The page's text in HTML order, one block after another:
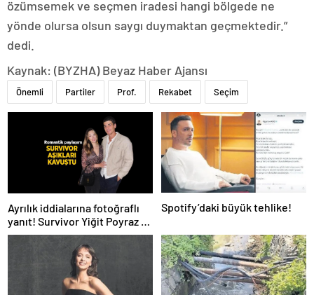
özümsemek ve seçmen iradesi hangi bölgede ne
yönde olursa olsun saygı duymaktan geçmektedir.”
dedi.
Kaynak: (BYZHA) Beyaz Haber Ajansı
Önemli Partiler Prof. Rekabet Seçim
Ayrılık iddialarına fotoğraflı
yanıt! Survivor Yiğit Poyraz ve
sevgilisinden yeni paylaşım
Spotify’daki büyük tehlike!